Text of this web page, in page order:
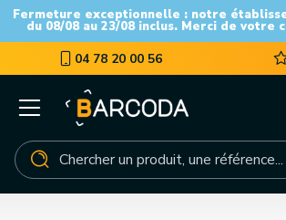
Fermeture exceptionnelle : notre
du 08/08 au 23/08 inclus. Merci de votre
04 78 20 00 56